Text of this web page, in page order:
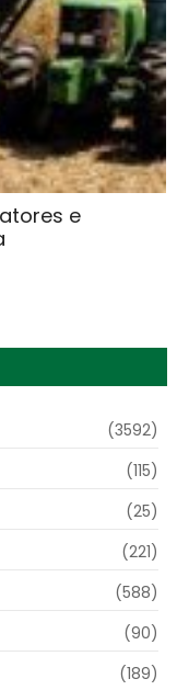
e
(3592)
(115)
(25)
(221)
(588)
(90)
(189)